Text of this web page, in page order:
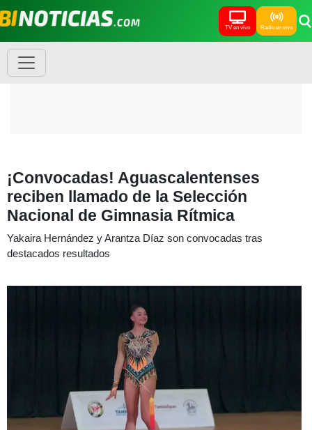
TV en vivo Radio en vivo
¡Convocadas! Aguascalentenses
reciben llamado de la Selección
Nacional de Gimnasia Rítmica
Yakaira Hernández y Arantza Díaz son convocadas tras
destacados resultados